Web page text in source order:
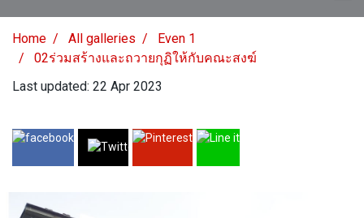
Home All galleries
Even 1
02ร่วมสร้างและถวายกุฏิให้กับคณะสงฆ์
Last updated: 22 Apr 2023